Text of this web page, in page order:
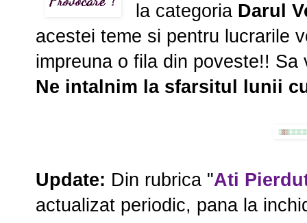
la categoria Darul
acestei teme si pentru lucrarile
impreuna o fila din poveste!! Sa
Ne intalnim la sfarsitul lunii
Update: Din rubrica "Ati
actualizat periodic, pana la